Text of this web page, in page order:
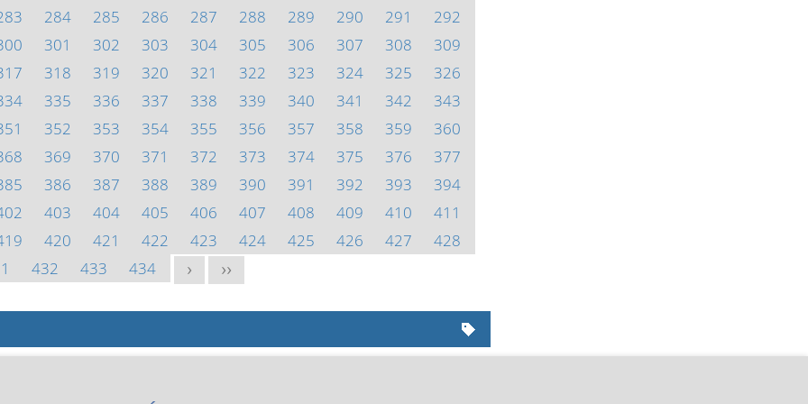
284 285 286 287 288 289 290 291
292
301 302 303 304 305 306 307 308
309
318 319 320 321 322 323 324 325
326
335 336 337 338 339 340 341 342
343
352 353 354 355 356 357 358 359
360
369 370 371 372 373 374 375 376
377
386 387 388 389 390 391 392 393
394
403 404 405 406 407 408 409 410
411
420 421 422 423 424 425 426 427
428
432 433 434 > >>